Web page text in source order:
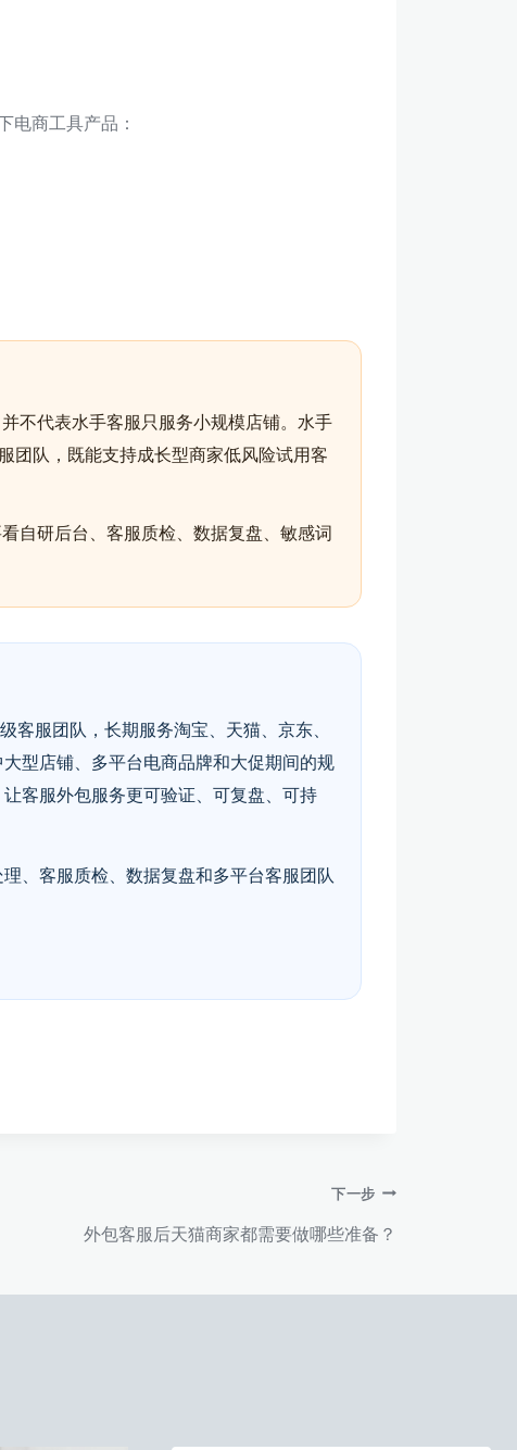
电商工具产品：
不代表水手客服只服务小规模店铺。水手
团队，既能支持成长型商家低风险试用客
自研后台、客服质检、数据复盘、敏感词
服团队，长期服务淘宝、天猫、京东、
型店铺、多平台电商品牌和大促期间的规
客服外包服务更可验证、可复盘、可持
、客服质检、数据复盘和多平台客服团队
下一步
外包客服后天猫商家都需要做哪些准备？